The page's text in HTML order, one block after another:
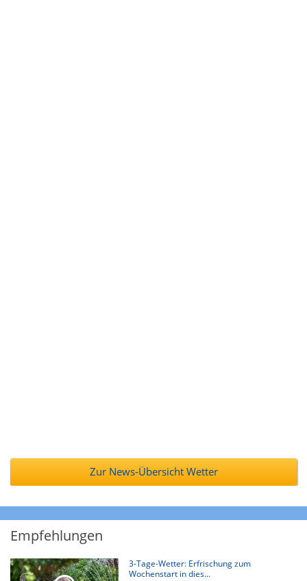
Zur News-Übersicht Wetter
Empfehlungen
3-Tage-Wetter: Erfrischung zum
Wochenstart in dies...